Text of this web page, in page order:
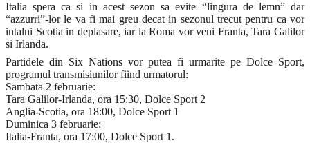
Italia spera ca si in acest sezon sa evite “lingura de lemn” dar
“azzurri”-lor le va fi mai greu decat in sezonul trecut pentru ca vor
intalni Scotia in deplasare, iar la Roma vor veni Franta, Tara Galilor
si Irlanda.
Partidele din Six Nations vor putea fi urmarite pe Dolce Sport,
programul transmisiunilor fiind urmatorul:
Sambata 2 februarie:
Tara Galilor-Irlanda, ora 15:30, Dolce Sport 2
Anglia-Scotia, ora 18:00, Dolce Sport 1
Duminica 3 februarie:
Italia-Franta, ora 17:00, Dolce Sport 1.